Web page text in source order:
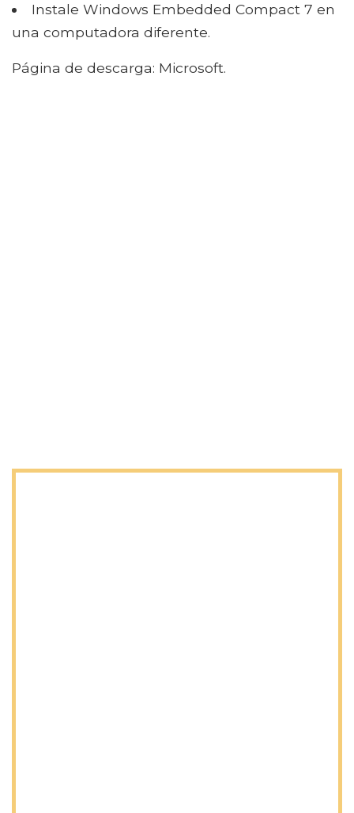
Instale Windows Embedded Compact 7 en
una computadora diferente.
Página de descarga: Microsoft.